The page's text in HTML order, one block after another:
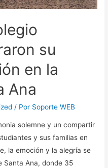
su
en la
Ana
/ Por Soporte WEB
solemne y un compartir
y sus familias en
la emoción y la alegría se
Santa Ana, donde 35